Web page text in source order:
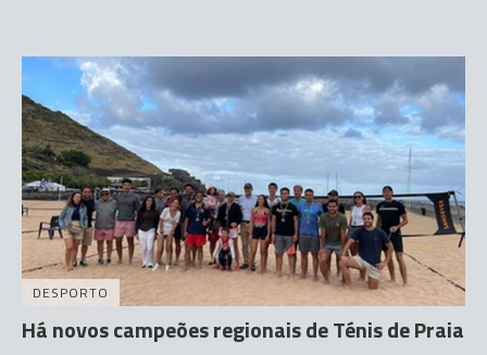
DESPORTO
Há novos campeões regionais de Ténis de Praia